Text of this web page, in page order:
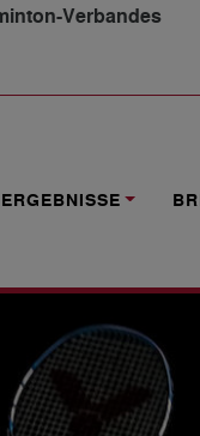
Verbandes
ERGEBNISSE